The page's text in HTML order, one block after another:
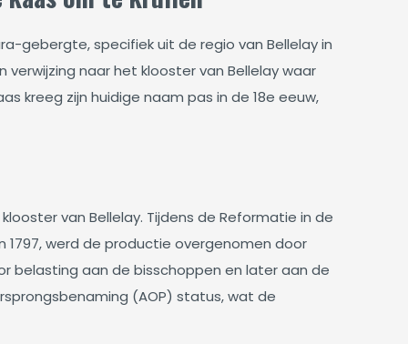
gebergte, specifiek uit de regio van Bellelay in
naar het klooster van Bellelay waar
kreeg zijn huidige naam pas in de 18e eeuw,
van Bellelay. Tijdens de Reformatie in de
werd de productie overgenomen door
belasting aan de bisschoppen en later aan de
(AOP) status, wat de